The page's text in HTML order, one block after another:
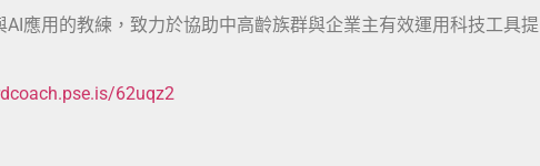
應用的教練，致力於協助中高齡族群與企業主有效運用科技工具提
62uqz2